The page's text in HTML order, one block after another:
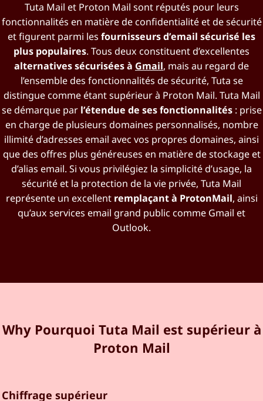
Tuta Mail et Proton Mail sont réputés pour leurs
fonctionnalités en matière de confidentialité et de sécurité
et figurent parmi les fournisseurs d’email sécurisé les
plus populaires. Tous deux constituent d’excellentes
alternatives sécurisées à Gmail, mais au regard de
l’ensemble des fonctionnalités de sécurité, Tuta se
distingue comme étant supérieur à Proton Mail. Tuta Mail
se démarque par l’étendue de ses fonctionnalités: prise
en charge de plusieurs domaines personnalisés, nombre
illimité d’adresses email avec vos propres domaines, ainsi
que des offres plus généreuses en matière de stockage et
d’alias email. Si vous privilégiez la simplicité d’usage, la
sécurité et la protection de la vie privée, Tuta Mail
représente un excellent remplaçant à ProtonMail, ainsi
qu’aux services email grand public comme Gmail et
Outlook.
Why Pourquoi Tuta Mail est supérieur à
Proton Mail
Chiffrage supérieur